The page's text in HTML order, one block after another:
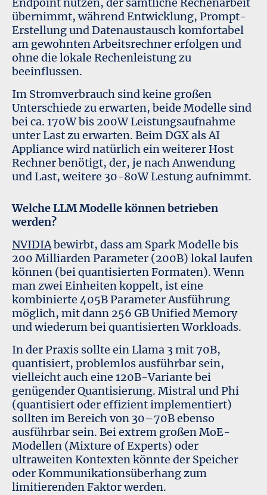
Endpoint nutzen, der sämtliche Rechenarbeit
übernimmt, während Entwicklung, Prompt-
Erstellung und Datenaustausch komfortabel
am gewohnten Arbeitsrechner erfolgen und
ohne die lokale Rechenleistung zu
beeinflussen.
Im Stromverbrauch sind keine großen
Unterschiede zu erwarten, beide Modelle sind
bei ca. 170W bis 200W Leistungsaufnahme
unter Last zu erwarten. Beim DGX als AI
Appliance wird natürlich ein weiterer Host
Rechner benötigt, der, je nach Anwendung
und Last, weitere 30-80W Lestung aufnimmt.
Welche LLM Modelle können betrieben
werden?
NVIDIAbewirbt, dass am Spark Modelle bis
200 Milliarden Parameter (200B) lokal laufen
können (bei quantisierten Formaten). Wenn
man zwei Einheiten koppelt, ist eine
kombinierte 405B Parameter Ausführung
möglich, mit dann 256 GB Unified Memory
und wiederum bei quantisierten Workloads.
In der Praxis sollte ein Llama 3 mit 70B,
quantisiert, problemlos ausführbar sein,
vielleicht auch eine 120B-Variante bei
genügender Quantisierung. Mistral und Phi
(quantisiert oder effizient implementiert)
sollten im Bereich von 30–70B ebenso
ausführbar sein. Bei extrem großen MoE-
Modellen (Mixture of Experts) oder
ultraweiten Kontexten könnte der Speicher
oder Kommunikationsüberhang zum
limitierenden Faktor werden.